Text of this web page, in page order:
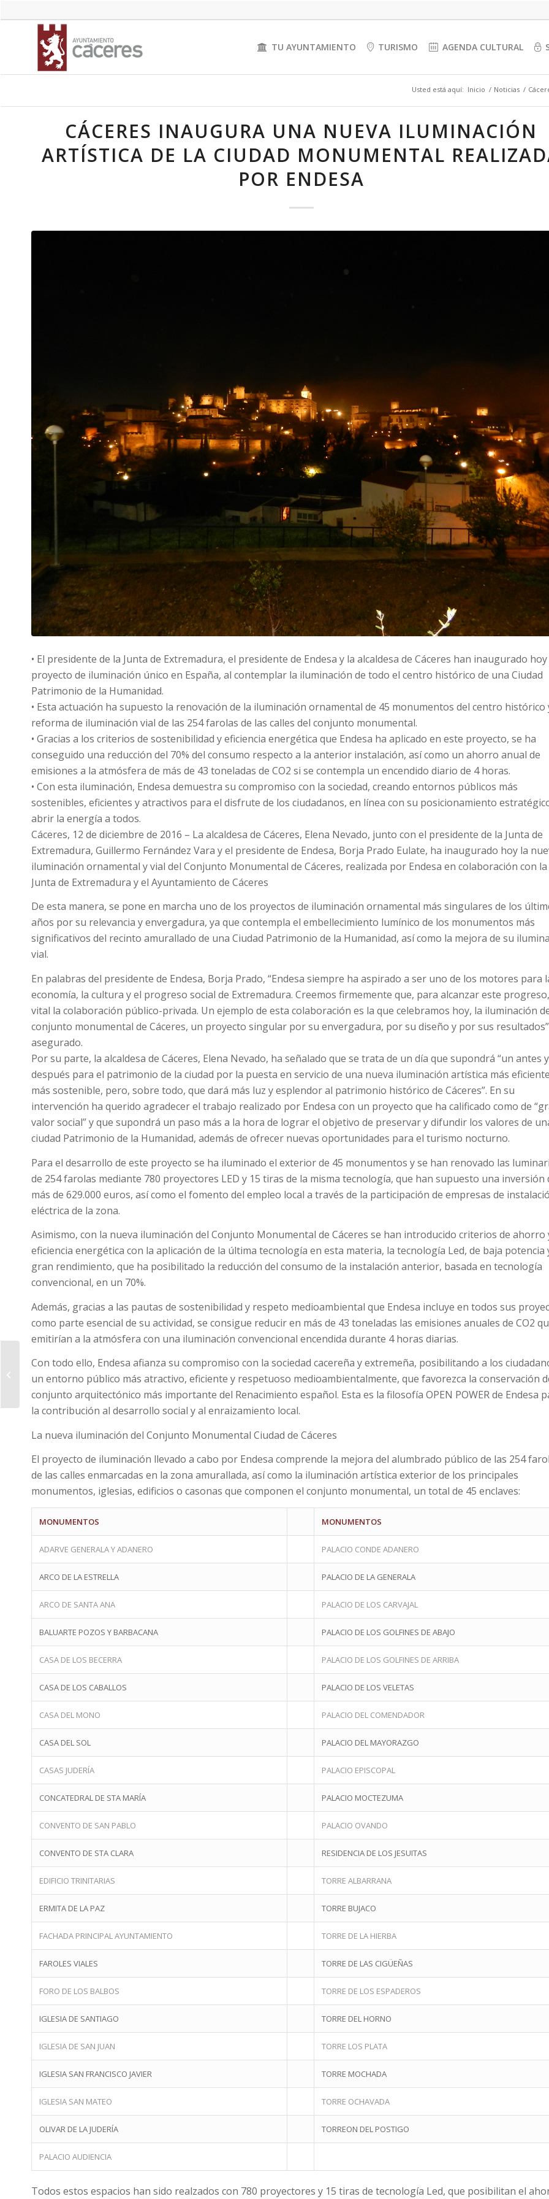
TU AYUNTAMIENTO TURISMO AGENDA CULTURAL
Usted está aquí: Inicio / Noticias /
CÁCERES INAUGURA UNA NUEVA ILUMINACIÓN
ARTÍSTICA DE LA CIUDAD MONUMENTAL
POR ENDESA
• El presidente de la Junta de Extremadura, el presidente de Endesa y la alcaldesa de Cáceres han inaugurado
proyecto de iluminación único en España, al contemplar la iluminación de todo el centro histórico de una Ciudad
Patrimonio de la Humanidad.
• Esta actuación ha supuesto la renovación de la iluminación ornamental de 45 monumentos del centro histórico
reforma de iluminación vial de las 254 farolas de las calles del conjunto monumental.
• Gracias a los criterios de sostenibilidad y eficiencia energética que Endesa ha aplicado en este proyecto, se ha
conseguido una reducción del 70% del consumo respecto a la anterior instalación, así como un ahorro anual de
emisiones a la atmósfera de más de 43 toneladas de CO2 si se contempla un encendido diario de 4 horas.
• Con esta iluminación, Endesa demuestra su compromiso con la sociedad, creando entornos públicos más
sostenibles, eficientes y atractivos para el disfrute de los ciudadanos, en línea con su posicionamiento
abrir la energía a todos.
Cáceres, 12 de diciembre de 2016 – La alcaldesa de Cáceres, Elena Nevado, junto con el presidente de la Junta de
Extremadura, Guillermo Fernández Vara y el presidente de Endesa, Borja Prado Eulate, ha inaugurado hoy la
iluminación ornamental y vial del Conjunto Monumental de Cáceres, realizada por Endesa en colaboración con la
Junta de Extremadura y el Ayuntamiento de Cáceres
De esta manera, se pone en marcha uno de los proyectos de iluminación ornamental más singulares de los
años por su relevancia y envergadura, ya que contempla el embellecimiento lumínico de los monumentos más
significativos del recinto amurallado de una Ciudad Patrimonio de la Humanidad, así como la mejora de su
vial.
En palabras del presidente de Endesa, Borja Prado, “Endesa siempre ha aspirado a ser uno de los motores para
economía, la cultura y el progreso social de Extremadura. Creemos firmemente que, para alcanzar este
vital la colaboración público-privada. Un ejemplo de esta colaboración es la que celebramos hoy, la iluminación
conjunto monumental de Cáceres, un proyecto singular por su envergadura, por su diseño y por sus
asegurado.
Por su parte, la alcaldesa de Cáceres, Elena Nevado, ha señalado que se trata de un día que supondrá “un antes
después para el patrimonio de la ciudad por la puesta en servicio de una nueva iluminación artística más
más sostenible, pero, sobre todo, que dará más luz y esplendor al patrimonio histórico de Cáceres”. En su
intervención ha querido agradecer el trabajo realizado por Endesa con un proyecto que ha calificado como de
valor social” y que supondrá un paso más a la hora de lograr el objetivo de preservar y difundir los valores de
ciudad Patrimonio de la Humanidad, además de ofrecer nuevas oportunidades para el turismo nocturno.
Para el desarrollo de este proyecto se ha iluminado el exterior de 45 monumentos y se han renovado las
de 254 farolas mediante 780 proyectores LED y 15 tiras de la misma tecnología, que han supuesto una inversión
más de 629.000 euros, así como el fomento del empleo local a través de la participación de empresas de
eléctrica de la zona.
Asimismo, con la nueva iluminación del Conjunto Monumental de Cáceres se han introducido criterios de ahorro
eficiencia energética con la aplicación de la última tecnología en esta materia, la tecnología Led, de baja potencia
gran rendimiento, que ha posibilitado la reducción del consumo de la instalación anterior, basada en tecnología
convencional, en un 70%.
Además, gracias a las pautas de sostenibilidad y respeto medioambiental que Endesa incluye en todos sus
como parte esencial de su actividad, se consigue reducir en más de 43 toneladas las emisiones anuales de CO2
emitirían a la atmósfera con una iluminación convencional encendida durante 4 horas diarias.
Con todo ello, Endesa afianza su compromiso con la sociedad cacereña y extremeña, posibilitando a los
un entorno público más atractivo, eficiente y respetuoso medioambientalmente, que favorezca la conservación
conjunto arquitectónico más importante del Renacimiento español. Esta es la filosofía OPEN POWER de Endesa
la contribución al desarrollo social y al enraizamiento local.
La nueva iluminación del Conjunto Monumental Ciudad de Cáceres
El proyecto de iluminación llevado a cabo por Endesa comprende la mejora del alumbrado público de las 254
de las calles enmarcadas en la zona amurallada, así como la iluminación artística exterior de los principales
monumentos, iglesias, edificios o casonas que componen el conjunto monumental, un total de 45 enclaves:
MONUMENTOS MONUMENTOS
ADARVE GENERALA Y ADANERO PALACIO CONDE ADANERO
ARCO DE LA ESTRELLA PALACIO DE LA GENERALA
ARCO DE SANTA ANA PALACIO DE LOS CARVAJAL
BALUARTE POZOS Y BARBACANA PALACIO DE LOS GOLFINES DE ABAJO
CASA DE LOS BECERRA PALACIO DE LOS GOLFINES DE ARRIBA
CASA DE LOS CABALLOS PALACIO DE LOS VELETAS
CASA DEL MONO PALACIO DEL COMENDADOR
CASA DEL SOL PALACIO DEL MAYORAZGO
CASAS JUDERÍA PALACIO EPISCOPAL
CONCATEDRAL DE STA MARÍA PALACIO MOCTEZUMA
CONVENTO DE SAN PABLO PALACIO OVANDO
CONVENTO DE STA CLARA RESIDENCIA DE LOS JESUITAS
EDIFICIO TRINITARIAS TORRE ALBARRANA
ERMITA DE LA PAZ TORRE BUJACO
FACHADA PRINCIPAL AYUNTAMIENTO TORRE DE LA HIERBA
FAROLES VIALES TORRE DE LAS CIGÜEÑAS
FORO DE LOS BALBOS TORRE DE LOS ESPADEROS
IGLESIA DE SANTIAGO TORRE DEL HORNO
IGLESIA DE SAN JUAN TORRE LOS PLATA
IGLESIA SAN FRANCISCO JAVIER TORRE MOCHADA
IGLESIA SAN MATEO TORRE OCHAVADA
OLIVAR DE LA JUDERÍA TORREON DEL POSTIGO
PALACIO AUDIENCIA
Todos estos espacios han sido realzados con 780 proyectores y 15 tiras de tecnología Led, que posibilitan el
recorre el paleolítico
del suroeste
peninsular